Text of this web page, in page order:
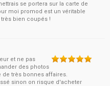
se portera sur la carte de
moi promod est un véritable
bien coupés !
et ne pas
des photos
très bonnes affaires.
sinon on risque d'acheter